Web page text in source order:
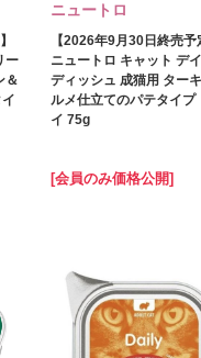
ー
＆
ニュートロ
【2026年9月30日終売予
ニュートロ キャット デ
ディッシュ 成猫用 ター
ルメ仕立てのパテタイプ
イ 75g
[会員のみ価格公開]